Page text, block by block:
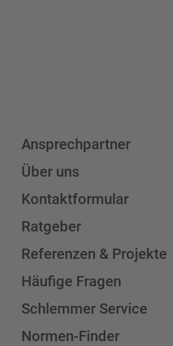
Ansprechpartner
Über uns
Kontaktformular
Ratgeber
Referenzen & Projekte
Häufige Fragen
Schlemmer Service
Normen-Finder